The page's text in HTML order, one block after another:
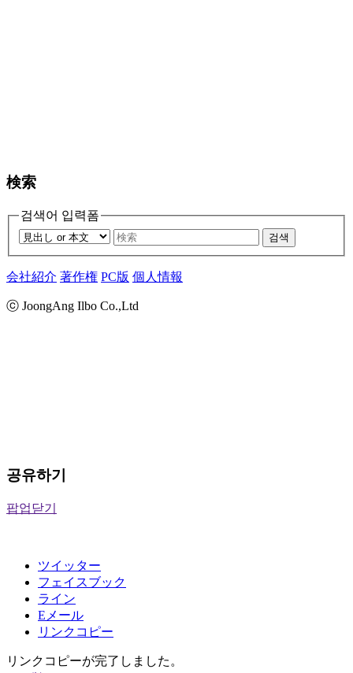
検索
검색어 입력폼
검색
会社紹介 著作権 PC版 個人情報
ⓒ JoongAng Ilbo Co.,Ltd
공유하기
팝업닫기
ツイッター
フェイスブック
ライン
Eメール
リンクコピー
リンクコピーが完了しました。